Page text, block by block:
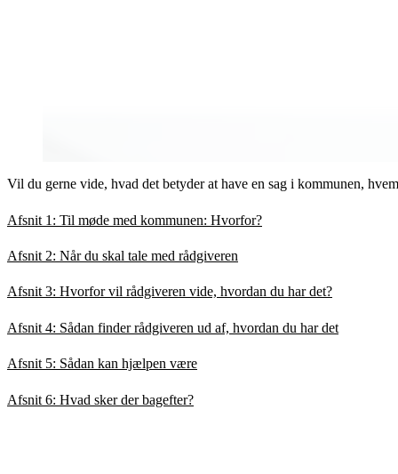
Vil du gerne vide, hvad det betyder at have en sag i kommunen,
Afsnit 1: Til møde med kommunen: Hvorfor?
Afsnit 2: Når du skal tale med rådgiveren
Afsnit 3: Hvorfor vil rådgiveren vide, hvordan du har det?
Afsnit 4: Sådan finder rådgiveren ud af, hvordan du har det
Afsnit 5: Sådan kan hjælpen være
Afsnit 6: Hvad sker der bagefter?